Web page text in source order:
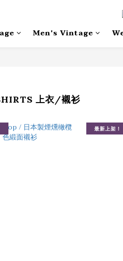
Men's Vintage
上衣/襯衫
最新上架！